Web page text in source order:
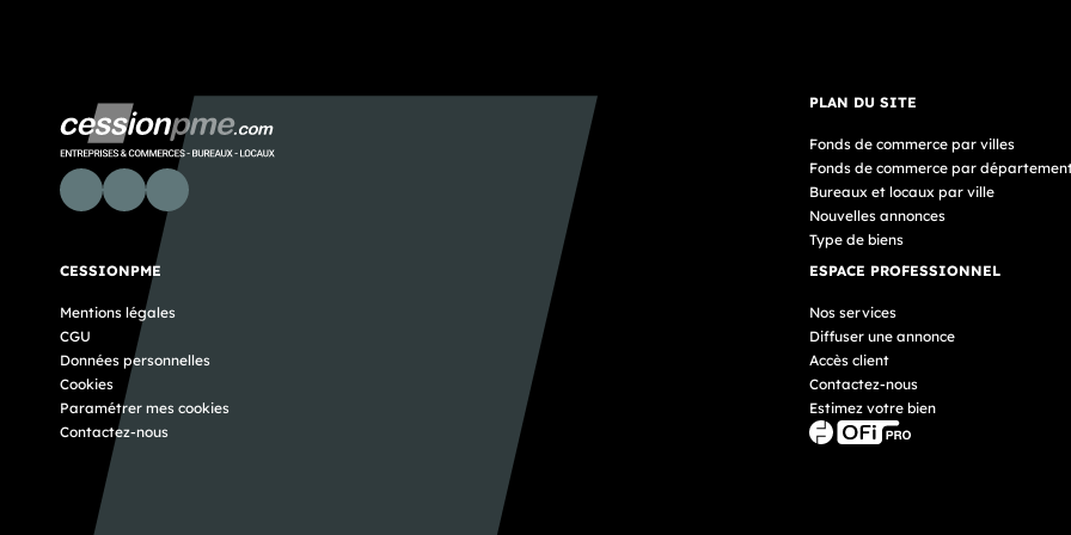
PLAN DU SITE
Fonds de commerce par villes
Fonds de commerce par
Bureaux et locaux par ville
Nouvelles annonces
Type de biens
CESSIONPME
Mentions légales
CGU
Données personnelles
Cookies
Paramétrer mes cookies
Contactez-nous
ESPACE PROFESSIONNEL
Nos services
Diffuser une annonce
Accès client
Contactez-nous
Estimez votre bien